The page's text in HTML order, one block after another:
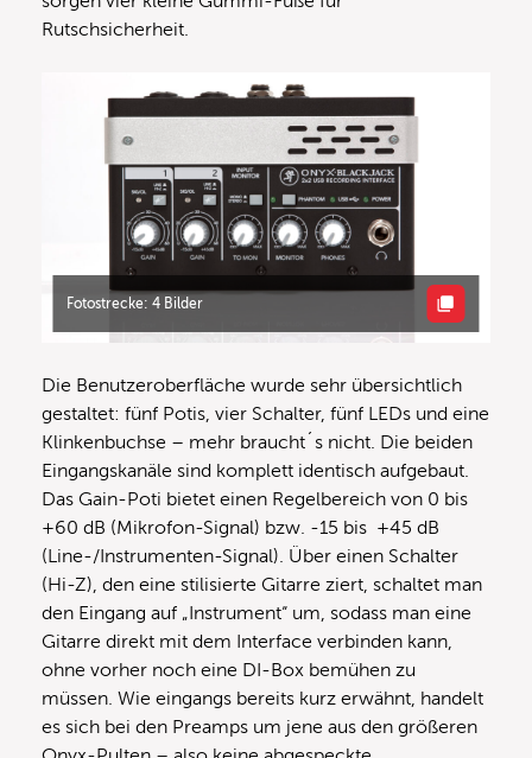
Rutschsicherheit.
Fotostrecke: 4 Bilder
Die Benutzeroberfläche wurde sehr übersichtlich
gestaltet: fünf Potis, vier Schalter, fünf LEDs und eine
Klinkenbuchse – mehr braucht´s nicht. Die beiden
Eingangskanäle sind komplett identisch aufgebaut.
Das Gain-Poti bietet einen Regelbereich von 0 bis
+60 dB (Mikrofon-Signal) bzw. -15 bis +45 dB
(Line-/Instrumenten-Signal). Über einen Schalter
(Hi-Z), den eine stilisierte Gitarre ziert, schaltet man
den Eingang auf „Instrument“ um, sodass man eine
Gitarre direkt mit dem Interface verbinden kann,
ohne vorher noch eine DI-Box bemühen zu
müssen. Wie eingangs bereits kurz erwähnt, handelt
es sich bei den Preamps um jene aus den größeren